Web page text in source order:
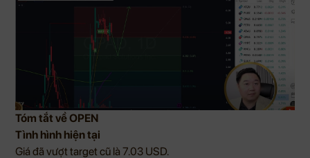
Tóm tắt về OPEN
Tình hình hiện tại
Giá đã vượt target cũ là 7.03 USD.